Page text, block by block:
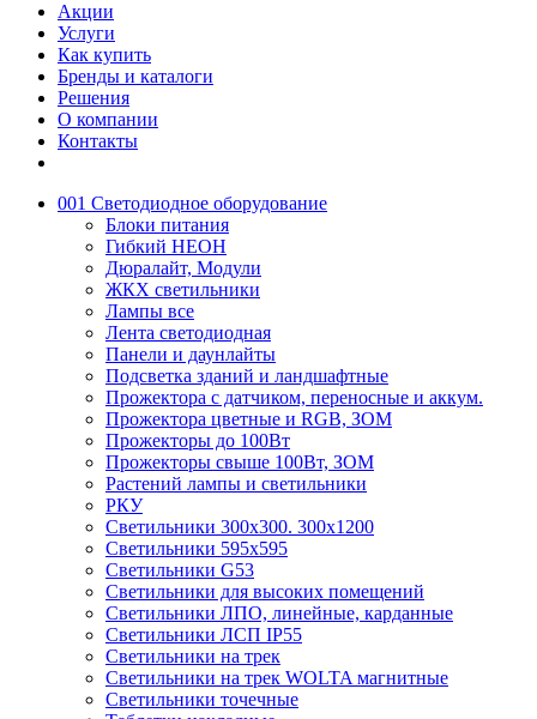
Акции
Услуги
Как купить
Бренды и каталоги
Решения
О компании
Контакты
001 Светодиодное оборудование
Блоки питания
Гибкий НЕОН
Дюралайт, Модули
ЖКХ светильники
Лампы все
Лента светодиодная
Панели и даунлайты
Подсветка зданий и ландшафтные
Прожектора с датчиком, переносные и аккум.
Прожектора цветные и RGB, ЗОМ
Прожекторы до 100Вт
Прожекторы свыше 100Вт, ЗОМ
Растений лампы и светильники
РКУ
Светильники 300х300. 300х1200
Светильники 595х595
Светильники G53
Светильники для высоких помещений
Светильники ЛПО, линейные, карданные
Светильники ЛСП IP55
Светильники на трек
Светильники на трек WOLTA магнитные
Светильники точечные